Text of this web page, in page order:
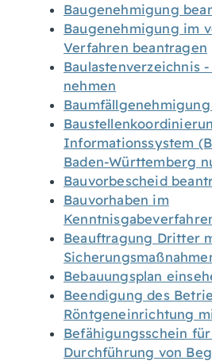
Baugenehmigung
Baugenehmigung im
Verfahren beantragen
Baulastenverzeichnis
nehmen
Informationssystem
Baden-Württemberg
Bauvorbescheid
Bauvorhaben im
Beauftragung Dritter
Bebauungsplan
Beendigung des
Röntgeneinrichtung
Befähigungsschein
Durchführung von